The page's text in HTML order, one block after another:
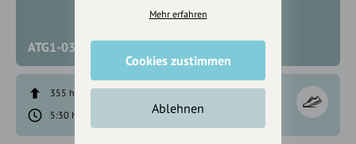
ATG1-03 Tour Sudelfeld/ Bäckeralm (3.Tag)
355 hm
5:30 h
14,9 km
Mehr erfahren
Cookies zustimmen
Ablehnen